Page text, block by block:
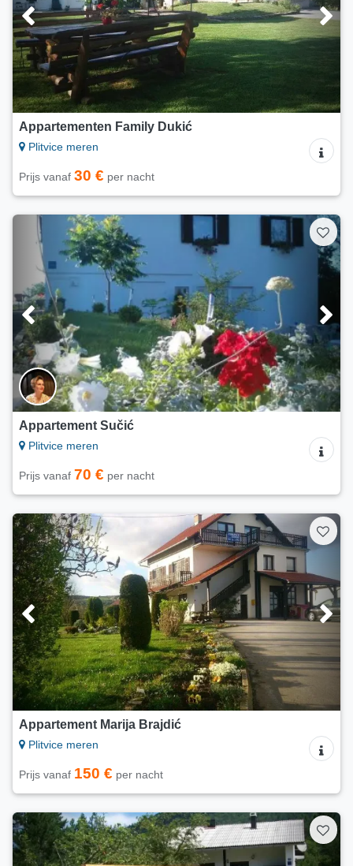
Appartementen Family Dukić
Plitvice meren
Prijs vanaf 30 € per nacht
Appartement Sučić
Plitvice meren
Prijs vanaf 70 € per nacht
Appartement Marija Brajdić
Plitvice meren
Prijs vanaf 150 € per nacht